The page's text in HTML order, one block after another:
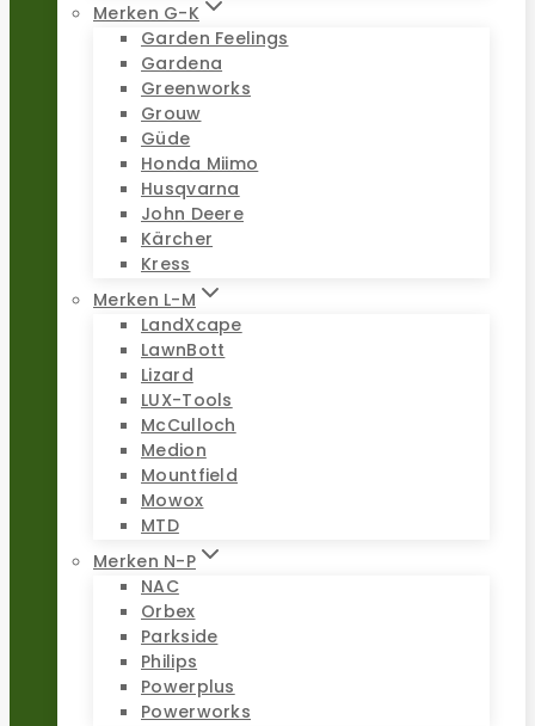
Merken G-K
Garden Feelings
Gardena
Greenworks
Grouw
Güde
Honda Miimo
Husqvarna
John Deere
Kärcher
Kress
Merken L-M
LandXcape
LawnBott
Lizard
LUX-Tools
McCulloch
Medion
Mountfield
Mowox
MTD
Merken N-P
NAC
Orbex
Parkside
Philips
Powerplus
Powerworks